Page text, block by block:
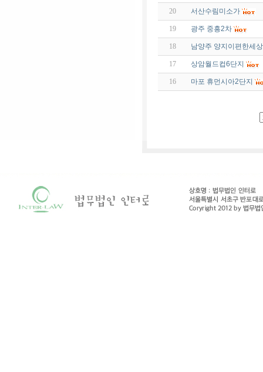
20 서산수림미소가
19 광주 중흥2차
18 남양주 양지이편한세상
17 상암월드컵6단지
16 마포 휴먼시아2단지